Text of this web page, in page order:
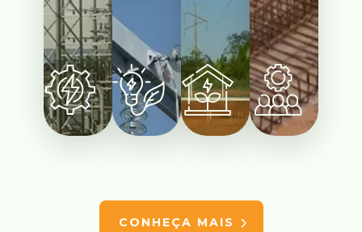
CONHEÇA MAIS